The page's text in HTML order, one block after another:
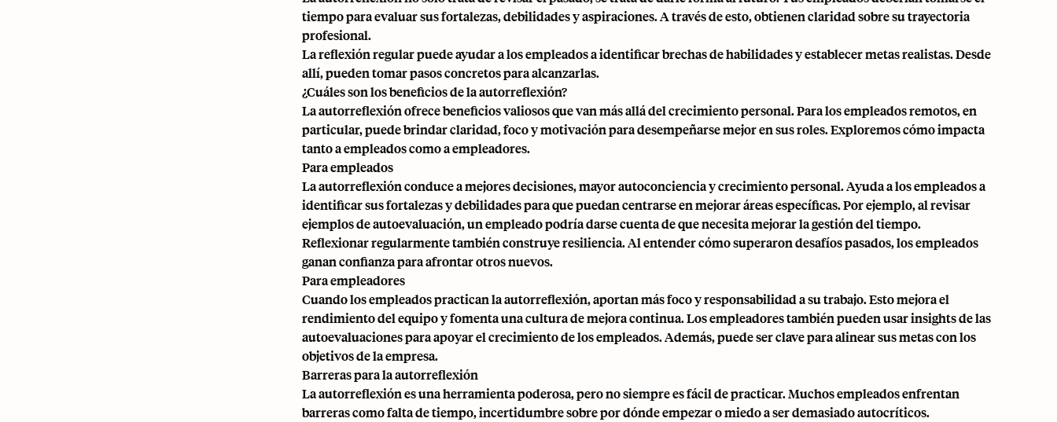
tiempo para evaluar sus fortalezas, debilidades y aspiraciones. A través de esto, obtienen claridad sobre su trayectoria
profesional.
La reflexión regular puede ayudar a los empleados a identificar brechas de habilidades y establecer metas realistas. Desde
allí, pueden tomar pasos concretos para alcanzarlas.
¿Cuáles son los beneficios de la autorreflexión?
La autorreflexión ofrece beneficios valiosos que van más allá del crecimiento personal. Para los empleados remotos, en
particular, puede brindar claridad, foco y motivación para desempeñarse mejor en sus roles. Exploremos cómo impacta
tanto a empleados como a empleadores.
Para empleados
La autorreflexión conduce a mejores decisiones, mayor autoconciencia y crecimiento personal. Ayuda a los empleados a
identificar sus fortalezas y debilidades para que puedan centrarse en mejorar áreas específicas. Por ejemplo, al revisar
ejemplos de autoevaluación, un empleado podría darse cuenta de que necesita mejorar la gestión del tiempo.
Reflexionar regularmente también construye resiliencia. Al entender cómo superaron desafíos pasados, los empleados
ganan confianza para afrontar otros nuevos.
Para empleadores
Cuando los empleados practican la autorreflexión, aportan más foco y responsabilidad a su trabajo. Esto mejora el
rendimiento del equipo y fomenta una cultura de mejora continua. Los empleadores también pueden usar insights de las
autoevaluaciones para apoyar el crecimiento de los empleados. Además, puede ser clave para alinear sus metas con los
objetivos de la empresa.
Barreras para la autorreflexión
La autorreflexión es una herramienta poderosa, pero no siempre es fácil de practicar. Muchos empleados enfrentan
barreras como falta de tiempo, incertidumbre sobre por dónde empezar o miedo a ser demasiado autocríticos.